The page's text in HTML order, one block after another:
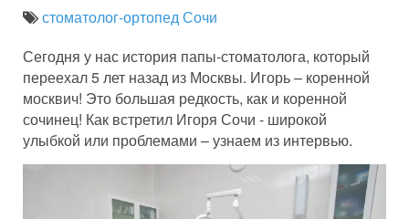
стоматолог-ортопед Сочи
Сегодня у нас история папы-стоматолога, который
переехал 5 лет назад из Москвы. Игорь – коренной
москвич! Это большая редкость, как и коренной
сочинец! Как встретил Игоря Сочи - широкой
улыбкой или проблемами – узнаем из интервью.